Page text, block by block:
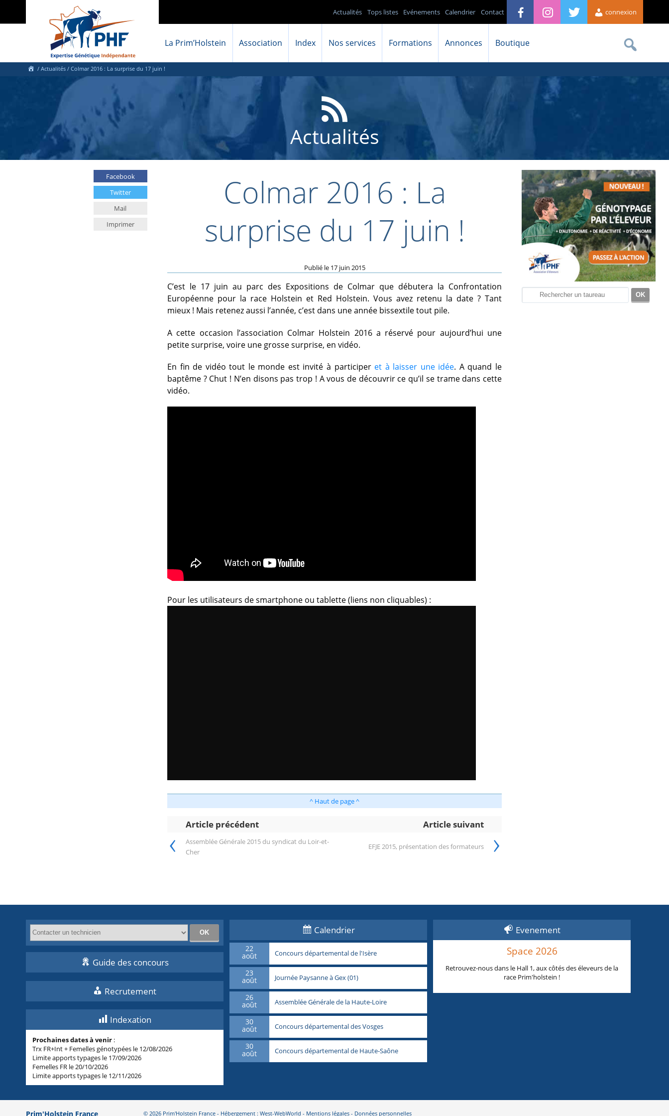
connexion
Contact
Calendrier
Evénements
Tops listes
Actualités
La Prim’Holstein Association Index Nos services Formations Annonces Boutique
/ Actualités / Colmar 2016 : La surprise du 17 juin !
Actualités
Facebook
Twitter
Mail
Imprimer
Colmar 2016 : La
surprise du 17 juin !
Publié le 17 juin 2015
C’est le 17 juin au parc des Expositions de Colmar que débutera la Confrontation
Européenne pour la race Holstein et Red Holstein. Vous avez retenu la date ? Tant
mieux ! Mais retenez aussi l’année, c’est dans une année bissextile tout pile.
A cette occasion l’association Colmar Holstein 2016 a réservé pour aujourd’hui une
petite surprise, voire une grosse surprise, en vidéo.
En fin de vidéo tout le monde est invité à participeret à laisser une idée. A quand le
baptême ? Chut ! N’en disons pas trop ! A vous de découvrir ce qu’il se trame dans cette
vidéo.
Pour les utilisateurs de smartphone ou tablette (liens non cliquables) :
^ Haut de page ^
Article précédent Article suivant
‹
Assemblée Générale 2015 du syndicat du Loir-et-
Cher
EFJE 2015, présentation des formateurs ›
Guide des concours
Recrutement
Indexation
Prochaines dates à venir :
Trx FR+Int + Femelles génotypées le 12/08/2026
Limite apports typages le 17/09/2026
Femelles FR le 20/10/2026
Limite apports typages le 12/11/2026
Calendrier
22
août Concours départemental de l'Isère
23
août Journée Paysanne à Gex (01)
26
août Assemblée Générale de la Haute-Loire
30
août Concours départemental des Vosges
30
août Concours départemental de Haute-Saône
Evenement
Space 2026
Retrouvez-nous dans le Hall 1, aux côtés des éleveurs de la
race Prim'holstein !
Prim'Holstein France © 2026 Prim'Holstein France - Hébergement : West-WebWorld - Mentions légales- Données personnelles